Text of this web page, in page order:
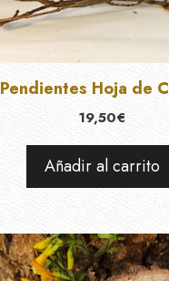
Pendientes Hoja de
19,50€
Añadir al carrito